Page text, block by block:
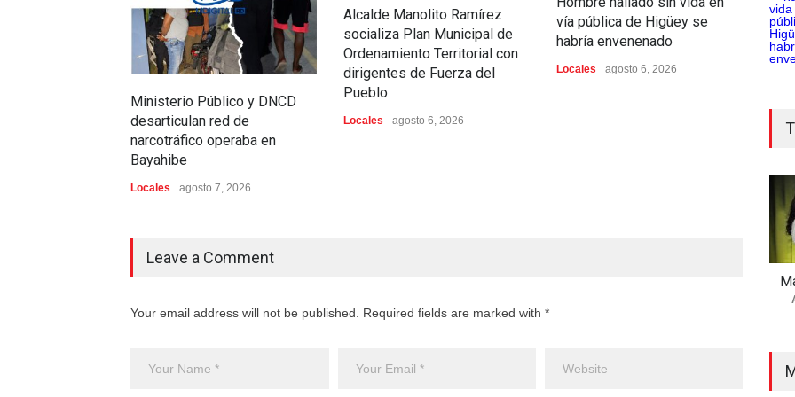
Ministerio Público y DNCD
desarticulan red de
narcotráfico operaba en
Bayahibe
Locales agosto 7, 2026
Alcalde Manolito Ramírez
socializa Plan Municipal de
Ordenamiento Territorial con
dirigentes de Fuerza del
Pueblo
Locales agosto 6, 2026
vía pública de Higüey se
habría envenenado
Locales agosto 6, 2026
en
Leave a Comment
Your email address will not be published. Required fields are marked with *